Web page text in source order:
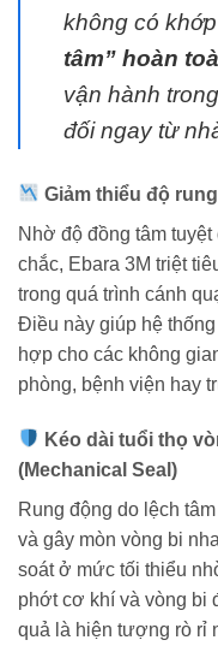
không có
tâm” hoàn
vận hành
đối ngay từ
Giảm thiểu độ
Nhờ độ đồng tâm
chắc, Ebara 3M triệt
trong quá trình cánh
Điều này giúp hệ
hợp cho các không
phòng, bệnh viện hay
Kéo dài tuổi thọ
(Mechanical Seal)
Rung động do lệch
và gây mòn vòng bi
soát ở mức tối thiểu
phớt cơ khí và vòng bi
quả là hiện tượng rò rỉ